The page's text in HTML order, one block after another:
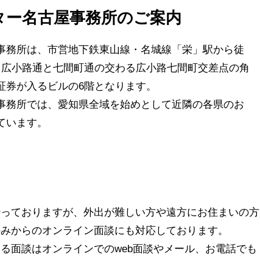
名古屋事務所のご案内
務所は、市営地下鉄東山線・名城線「栄」駅から徒
小路通と七間町通の交わる広小路七間町交差点の角
が入るビルの6階となります。
務所では、愛知県全域を始めとして近隣の各県のお
ます。
ておりますが、外出が難しい方や遠方にお住まいの方
からのオンライン面談にも対応しております。
面談はオンラインでのweb面談やメール、お電話でも